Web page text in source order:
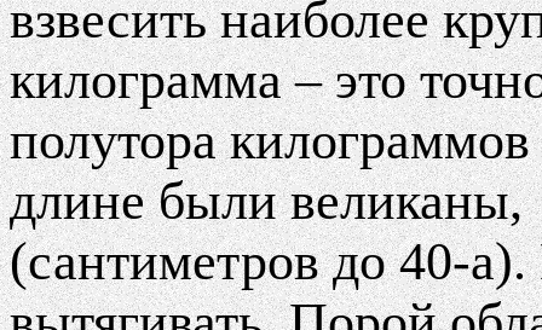
взвесить наиболее
килограмма – это
полутора
длине были великаны,
(сантиметров до 40-